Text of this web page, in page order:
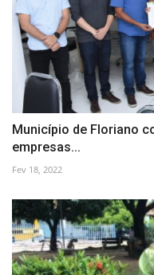
Município de Floriano
empresas...
Fev 18, 2022